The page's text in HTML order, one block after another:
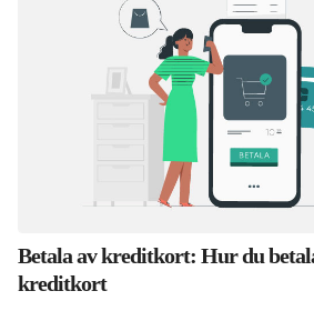
Betala av kreditkort: Hur du
kreditkort